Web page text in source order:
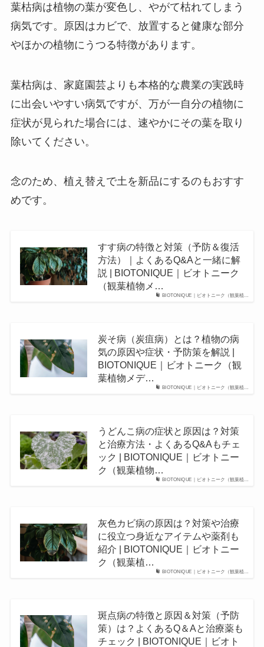
葉枯病は植物の葉が変色し、やがて枯れてしまう
病気です。原因はカビで、放置すると健康な部分
やほかの植物にうつる特徴があります。
葉枯病は、家庭園芸よりも本格的な農業の実践時
に出会いやすい病気ですが、万が一自分の植物に
症状が見られた場合には、速やかにその葉を取り
除いてください。
念のため、植え替えで土を新品にするのもおすす
めです。
BIOTONIQUE｜ビオトニーク（観葉植…
すす病の特徴と対策（予防＆復活
方法）｜よくあるQ&Aと一緒に解
説 | BIOTONIQUE｜ビオトニーク
（観葉植物メ…
BIOTONIQUE｜ビオトニーク（観葉植…
炭そ病（炭疽病）とは？植物の病
気の原因や症状・予防策を解説 |
BIOTONIQUE｜ビオトニーク（観
葉植物メデ…
BIOTONIQUE｜ビオトニーク（観葉植…
うどんこ病の症状と原因は？対策
と治療方法・よくあるQ&Aもチェ
ック | BIOTONIQUE｜ビオトニー
ク（観葉植物…
BIOTONIQUE｜ビオトニーク（観葉植…
灰色カビ病の原因は？対策や治療
に役立つ身近なアイテムや薬剤も
紹介 | BIOTONIQUE｜ビオトニー
ク（観葉植…
斑点病の特徴と原因＆対策（予防
策）は？よくあるQ＆Aと治療薬も
チェック | BIOTONIQUE｜ビオト